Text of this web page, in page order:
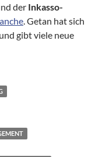
der Inkasso-
. Getan hat sich
gibt viele neue
ein paar Jahre später